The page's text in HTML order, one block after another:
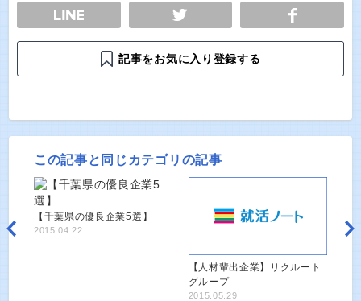
TWEET
記事をお気に入り登録する
この記事と同じカテゴリの記事
【千葉県の優良企業5選】
2015.04.22
【人材輩出企業】リクルート
グループ
2015.05.29